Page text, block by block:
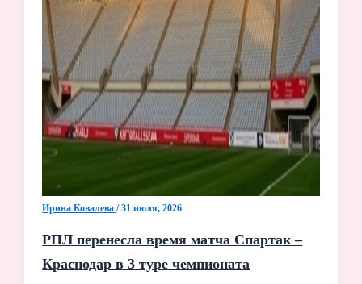
Ирина Ковалева/31 июля, 2026
РПЛ перенесла время матча Спартак –
Краснодар в 3 туре чемпионата